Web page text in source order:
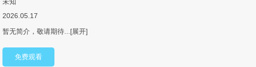
2026.05.17
暂无简介，敬请期待... [展开]
免费观看